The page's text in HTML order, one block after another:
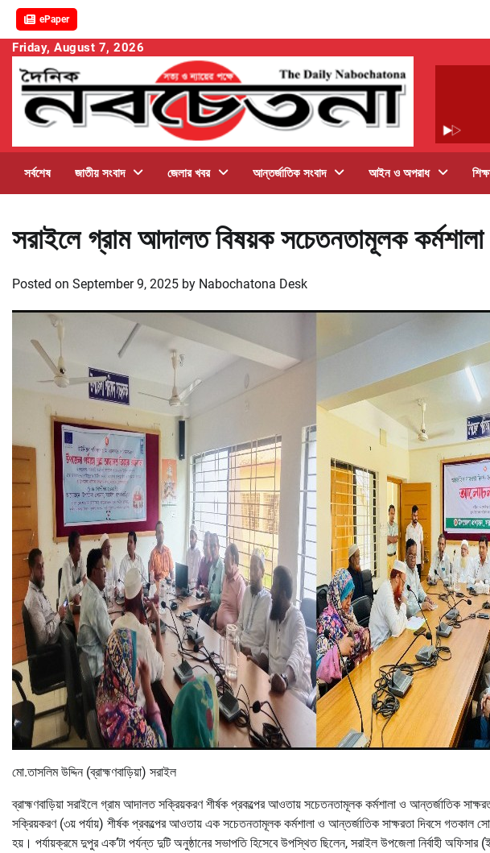
ePaper
Skip
content
Friday, August 7, 2026
সর্বশেষ জাতীয় সংবাদ জেলার খবর আন্তর্জাতিক সংবাদ আইন ও অপরাধ
সরাইলে গ্রাম আদালত বিষয়ক সচেতনতামূলক কর্মশালা
Posted on September 9, 2025 by Nabochatona Desk
মো.তাসলিম উদ্দিন (ব্রাহ্মণবাড়িয়া) সরাইল
ব্রাহ্মণবাড়িয়া সরাইলে গ্রাম আদালত সক্রিয়করণ শীর্ষক প্রকল্পের আওতায় সচেতনতামূলক কর্মশালা ও আন্তর্জাতিক
সক্রিয়করণ (৩য় পর্যায়) শীর্ষক প্রকল্পের আওতায় এক সচেতনতামূলক কর্মশালা ও আন্তর্জাতিক সাক্ষরতা দিবসে গতকাল
হয়। পর্যায়ক্রমে দুপুর এক’টা পর্যন্ত দুটি অনুষ্ঠানের সভাপতি হিসেবে উপস্থিত ছিলেন, সরাইল উপজেলা নির্বাহী